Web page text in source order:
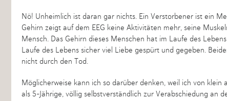
Nö! Unheimlich ist daran gar nichts. Ein Verstorbener ist ein
Gehirn zeigt auf dem EEG keine Aktivitäten mehr, seine
Mensch. Das Gehirn dieses Menschen hat im Laufe des
Laufe des Lebens sicher viel Liebe gespürt und gegeben.
nicht durch den Tod.
Möglicherweise kann ich so darüber denken, weil ich von
als 5-Jährige, völlig selbstverständlich zur Verabschiedung an